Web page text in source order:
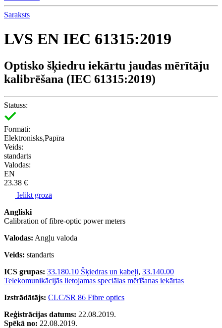
Saraksts
LVS EN IEC 61315:2019
Optisko šķiedru iekārtu jaudas mērītāju
kalibrēšana (IEC 61315:2019)
Statuss:
Formāti:
Elektronisks,Papīra
Veids:
standarts
Valodas:
EN
23.38 €
Ielikt grozā
Angliski
Calibration of fibre-optic power meters
Valodas: Angļu valoda
Veids: standarts
ICS grupas: 33.180.10 Šķiedras un kabeļi, 33.140.00
Telekomunikācijās lietojamas speciālas mērīšanas iekārtas
Izstrādātājs: CLC/SR 86 Fibre optics
Reģistrācijas datums: 22.08.2019.
Spēkā no: 22.08.2019.